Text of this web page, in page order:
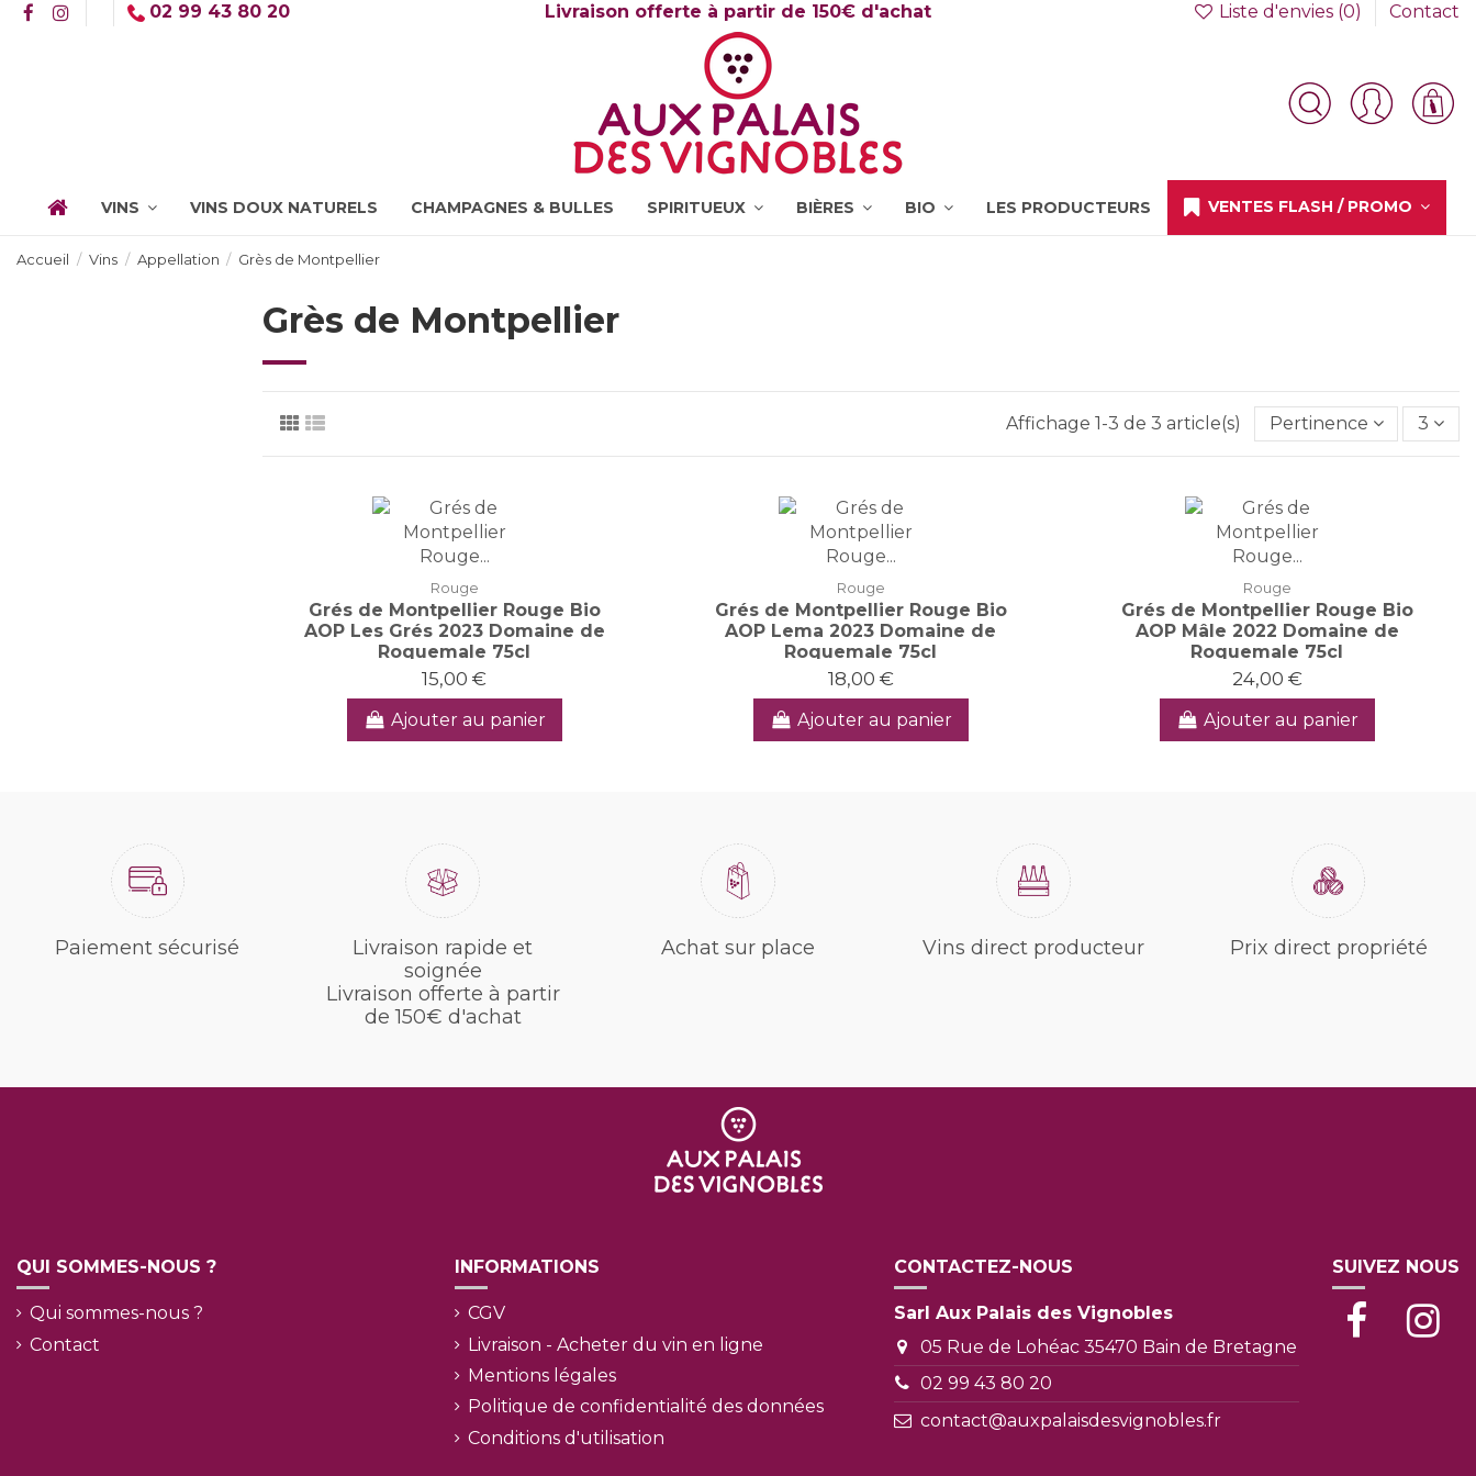
02 99 43 80 20 Livraison offerte à partir de 150€ d'achat Liste d'envies (0) Contact
VINS VINS DOUX NATURELS CHAMPAGNES & BULLES SPIRITUEUX BIÈRES BIO LES PRODUCTEURS VENTES FLASH / PROMO
Accueil Vins Appellation Grès de Montpellier
Grès de Montpellier
Affichage 1-3 de 3 article(s) Pertinence 3
Rouge
Grés de Montpellier Rouge Bio
AOP Les Grés 2023 Domaine de
Roquemale 75cl
15,00 €
Ajouter au panier
Rouge
Grés de Montpellier Rouge Bio
AOP Lema 2023 Domaine de
Roquemale 75cl
18,00 €
Ajouter au panier
Rouge
Grés de Montpellier Rouge Bio
AOP Mâle 2022 Domaine de
Roquemale 75cl
24,00 €
Ajouter au panier
Paiement sécurisé
Livraison rapide et
soignée
Livraison offerte à partir
de 150€ d'achat
Achat sur place Vins direct producteur Prix direct propriété
QUI SOMMES-NOUS ?
Qui sommes-nous ?
Contact
INFORMATIONS
CGV
Livraison - Acheter du vin en ligne
Mentions légales
Politique de confidentialité des données
Conditions d'utilisation
CONTACTEZ-NOUS
Sarl Aux Palais des Vignobles
05 Rue de Lohéac 35470 Bain de Bretagne
02 99 43 80 20
contact@auxpalaisdesvignobles.fr
SUIVEZ NOUS